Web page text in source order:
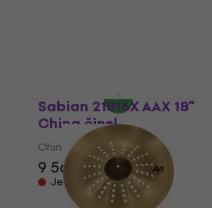
Sabian 21816X AAX 18"
China činel
China činel
9 569 Kč
Jen na objednávku